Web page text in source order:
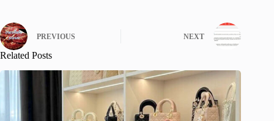
PREVIOUS NEXT
Related Posts